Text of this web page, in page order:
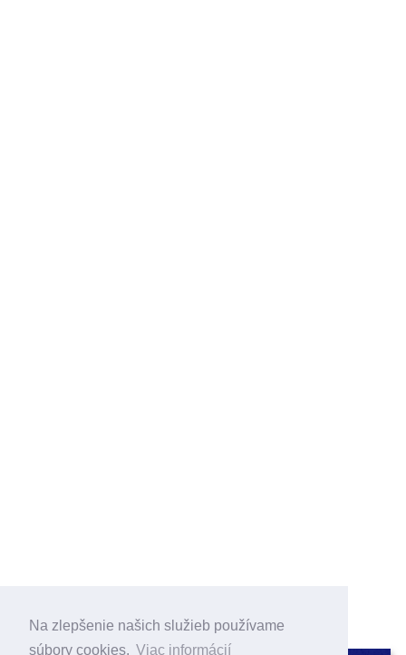
Na zlepšenie našich služieb používame
súbory cookies. Viac informácií